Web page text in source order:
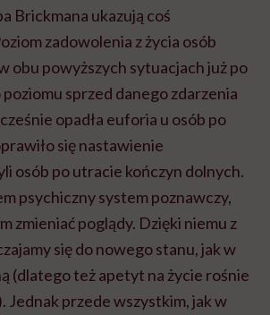
Brickmana ukazują coś
zadowolenia z życia osób
obu powyższych sytuacjach już po
sprzed danego zdarzenia
opadła euforia u osób po
się nastawienie
osób po utracie kończyn dolnych.
psychiczny system poznawczy,
zmieniać poglądy. Dzięki niemu z
się do nowego stanu, jak w
(dlatego też apetyt na życie rośnie
Jednak przede wszystkim, jak w